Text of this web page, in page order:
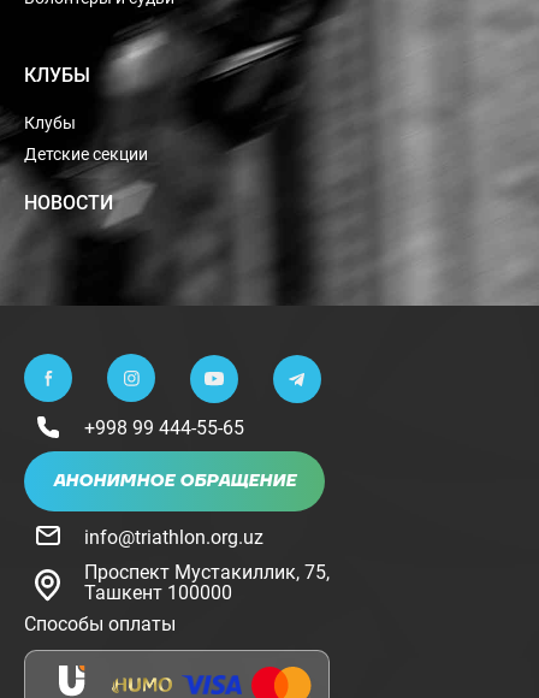
КЛУБЫ
Клубы
Детские секции
НОВОСТИ
+998 99 444-55-65
АНОНИМНОЕ ОБРАЩЕНИЕ
info@triathlon.org.uz
Проспект Мустакиллик, 75,
Ташкент 100000
Способы оплаты